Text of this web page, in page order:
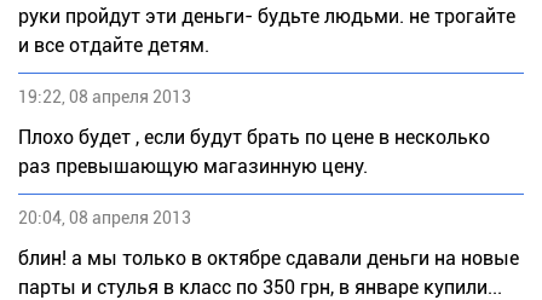
руки пройдут эти деньги- будьте людьми. не трогайте
и все отдайте детям.
19:22, 08 апреля 2013
Плохо будет , если будут брать по цене в несколько
раз превышающую магазинную цену.
20:04, 08 апреля 2013
блин! а мы только в октябре сдавали деньги на новые
парты и стулья в класс по 350 грн, в январе купили...